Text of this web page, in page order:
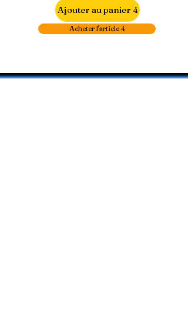
Ajouter au panier 4
Acheter l'article 4